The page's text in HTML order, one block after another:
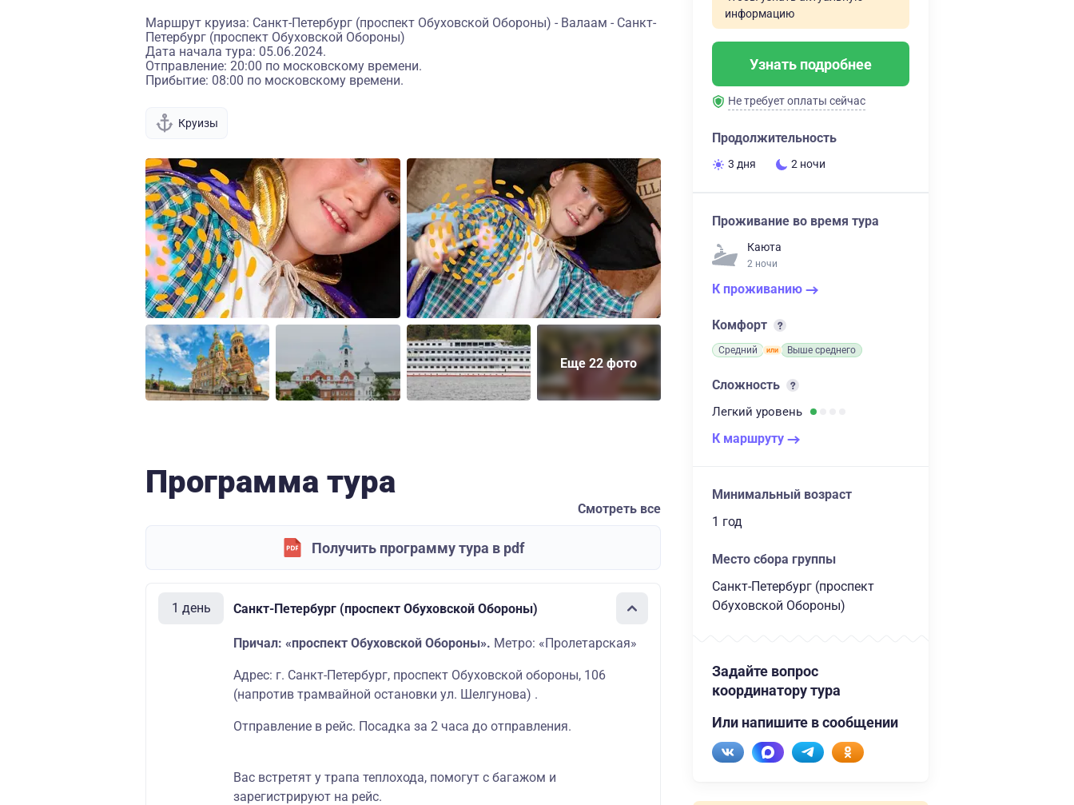
Маршрут круиза: Санкт-Петербург (проспект Обуховской Обороны) - Валаам - Санкт-
Петербург (проспект Обуховской Обороны)
Дата начала тура: 05.06.2024.
Отправление: 20:00 по московскому времени.
Прибытие: 08:00 по московскому времени.
Круизы
Еще 22 фото
Программа тура
Смотреть все
Получить программу тура в pdf
1 день Санкт-Петербург (проспект Обуховской Обороны)
Причал: «проспект Обуховской Обороны». Метро: «Пролетарская»
Адрес: г. Санкт-Петербург, проспект Обуховской обороны, 106
(напротив трамвайной остановки ул. Шелгунова) .
Отправление в рейс. Посадка за 2 часа до отправления.
Вас встретят у трапа теплохода, помогут с багажом и
зарегистрируют на рейс.
информацию
Узнать подробнее
Не требует оплаты сейчас
Продолжительность
3 дня 2 ночи
Проживание во время тура
Каюта
2 ночи
К проживанию
Комфорт
Средний Выше среднего
Сложность
Легкий уровень
К маршруту
Минимальный возраст
1 год
Место сбора группы
Санкт-Петербург (проспект
Обуховской Обороны)
Задайте вопрос
координатору тура
Или напишите в сообщении